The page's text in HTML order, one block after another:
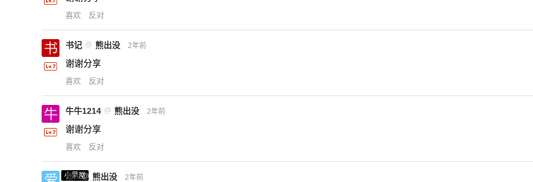
喜欢 反对
书记 @ 熊出没 2年前
谢谢分享
喜欢 反对
牛牛1214 @ 熊出没 2年前
谢谢分享
喜欢 反对
小黑屋
爱X @ 熊出没 2年前